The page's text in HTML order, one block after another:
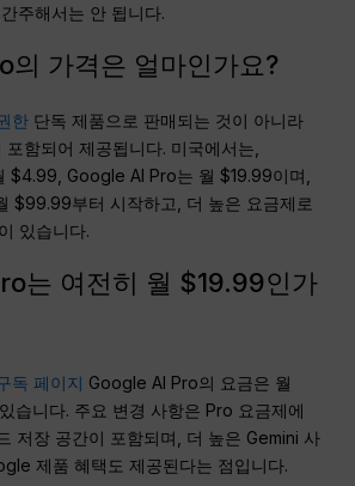
주해서는 안 됩니다.
의 가격은 얼마인가요?
한 단독 제품으로 판매되는 것이 아니라
함되어 제공됩니다. 미국에서는,
$4.99, Google AI Pro는 월 $19.99이며,
$99.99부터 시작하고, 더 높은 요금제로
있습니다.
는 여전히 월 $19.99인가
독 페이지 Google AI Pro의 요금은 월
습니다. 주요 변경 사항은 Pro 요금제에
저장 공간이 포함되며, 더 높은 Gemini 사
제품 혜택도 제공된다는 점입니다.